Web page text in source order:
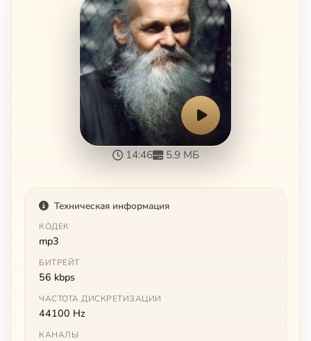
14:46 5.9 МБ
Техническая информация
КОДЕК
mp3
БИТРЕЙТ
56 kbps
ЧАСТОТА ДИСКРЕТИЗАЦИИ
44100 Hz
КАНАЛЫ